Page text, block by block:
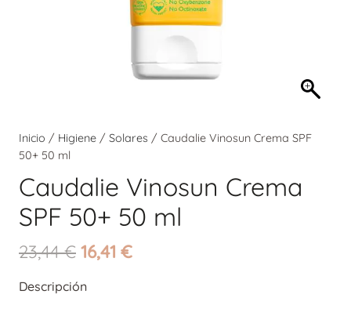
Inicio / Higiene / Solares / Caudalie Vinosun Crema SPF
50+ 50 ml
Caudalie Vinosun Crema
SPF 50+ 50 ml
23,44€ El
original
16,41 €El
Descripción